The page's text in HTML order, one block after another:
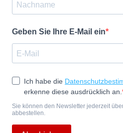
Geben Sie Ihre E-Mail ein
Ich habe die
erkenne diese ausdrücklich an.
Sie können den Newsletter jederzeit
abbestellen.